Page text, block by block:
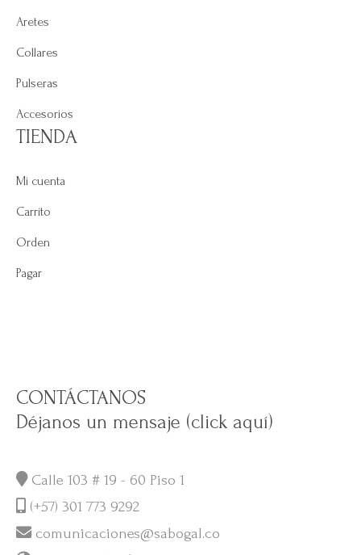
Aretes
Collares
Pulseras
Accesorios
TIENDA
Mi cuenta
Carrito
Orden
Pagar
CONTÁCTANOS
Déjanos un mensaje (click aquí)
Calle 103 # 19 - 60 Piso 1
(+57) 301 773 9292
comunicaciones@sabogal.co